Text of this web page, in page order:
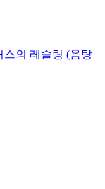
스의 레슬링 (음탕